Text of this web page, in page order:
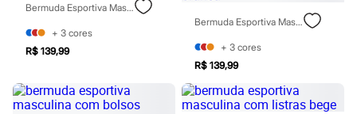
Botas
Chinelos
Rasteirinhas
Sandálias
Tênis
Marcas
City
Bermuda Esportiva Masculina Com Recorte Preta
+ 3 cores
R$ 139,99
Bermuda Esportiva Masculina Com Recorte Branca
+ 3 cores
R$ 139,99